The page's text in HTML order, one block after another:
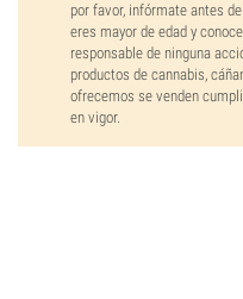
por favor, infórmate antes
eres mayor de edad y
responsable de ninguna
productos de cannabis,
ofrecemos se venden
en vigor.